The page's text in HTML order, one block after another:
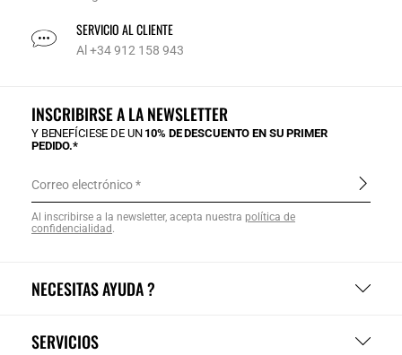
SERVICIO AL CLIENTE
Al +34 912 158 943
NECESITAS AYUDA ?
SERVICIOS
INSCRIBIRSE A LA NEWSLETTER
Y BENEFÍCIESE DE UN 10% DE DESCUENTO EN SU PRIMER
PEDIDO.*
Correo electrónico
Al inscribirse a la newsletter, acepta nuestra política de
confidencialidad.